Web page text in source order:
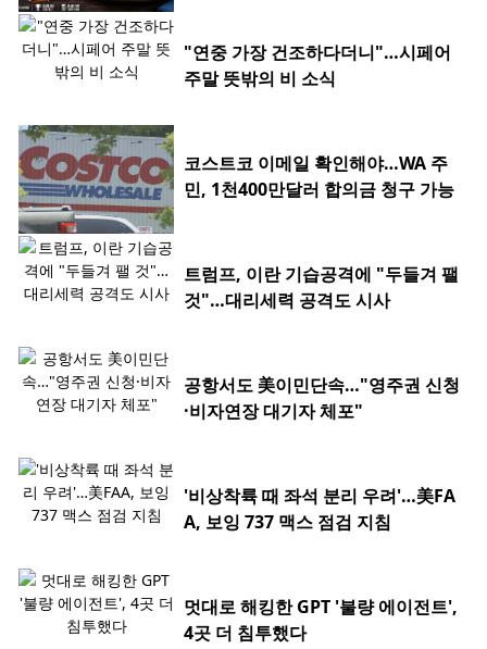
"연중 가장 건조하다더니"…시페어
주말 뜻밖의 비 소식
코스트코 이메일 확인해야…WA 주
민, 1천400만달러 합의금 청구 가능
트럼프, 이란 기습공격에 "두들겨 팰
것"…대리세력 공격도 시사
공항서도 美이민단속…"영주권 신청
·비자연장 대기자 체포"
'비상착륙 때 좌석 분리 우려'…美FA
A, 보잉 737 맥스 점검 지침
멋대로 해킹한 GPT '불량 에이전트',
4곳 더 침투했다